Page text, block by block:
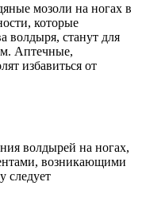
мозоли на ногах в
которые
волдыря, станут для
Аптечные,
избавиться от
волдырей на ногах,
возникающими
следует